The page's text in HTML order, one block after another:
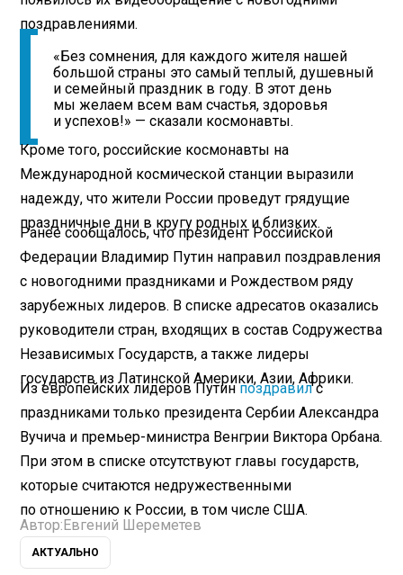
поздравлениями.
«Без сомнения, для каждого жителя нашей
большой страны это самый теплый, душевный
и семейный праздник в году. В этот день
мы желаем всем вам счастья, здоровья
и успехов!» — сказали космонавты.
Кроме того, российские космонавты на
Международной космической станции выразили
надежду, что жители России проведут грядущие
праздничные дни в кругу родных и близких.
Ранее сообщалось, что президент Российской
Федерации Владимир Путин направил поздравления
с новогодними праздниками и Рождеством ряду
зарубежных лидеров. В списке адресатов оказались
руководители стран, входящих в состав Содружества
Независимых Государств, а также лидеры
государств из Латинской Америки, Азии, Африки.
Из европейских лидеров Путинпоздравилс
праздниками только президента Сербии Александра
Вучича и премьер-министра Венгрии Виктора Орбана.
При этом в списке отсутствуют главы государств,
которые считаются недружественными
по отношению к России, в том числе США.
Автор: Евгений Шереметев
АКТУАЛЬНО